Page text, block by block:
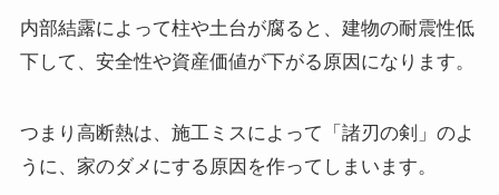
内部結露によって柱や土台が腐ると、建物の耐震性低
下して、安全性や資産価値が下がる原因になります。
つまり高断熱は、施工ミスによって「諸刃の剣」のよ
うに、家のダメにする原因を作ってしまいます。